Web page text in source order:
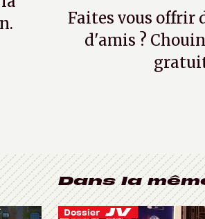
Faites vous offrir
d'amis ?
Dans la
Dossier